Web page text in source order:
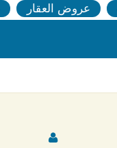
عروض العقار